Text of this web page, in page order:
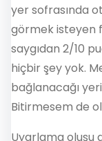
yer sofrasında
görmek isteyen
saygıdan 2/10
hiçbir şey yok.
bağlanacağı
Bitirmesem de
Uyarlama oluşu